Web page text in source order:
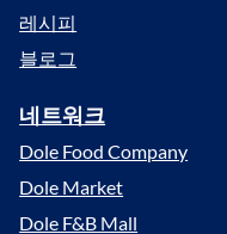
레시피
블로그
네트워크
Dole Food Company
Dole Market
Dole F&B Mall